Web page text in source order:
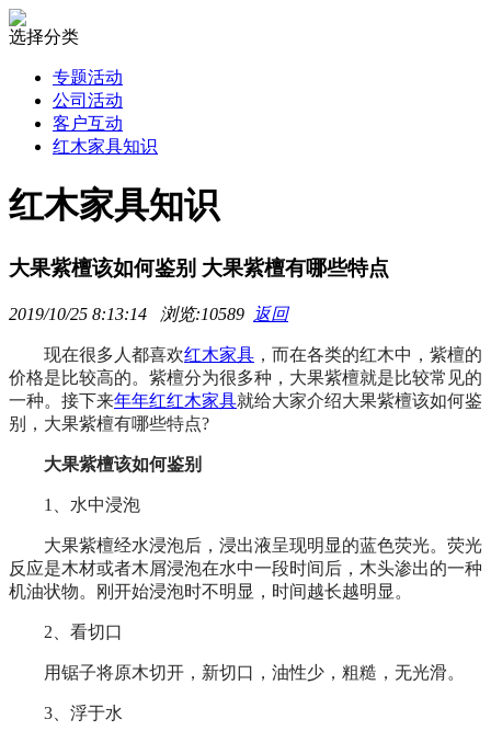
选择分类
专题活动
公司活动
客户互动
红木家具知识
红木家具知识
大果紫檀该如何鉴别 大果紫檀有哪些特点
2019/10/25 8:13:14 浏览:10589 返回
现在很多人都喜欢红木家具 ，而在各类的红木中，紫檀的
价格是比较高的。紫檀分为很多种，大果紫檀就是比较常见的
一种。接下来年年红红木家具就给大家介绍大果紫檀该如何鉴
别，大果紫檀有哪些特点?
大果紫檀该如何鉴别
1、水中浸泡
大果紫檀经水浸泡后，浸出液呈现明显的蓝色荧光。荧光
反应是木材或者木屑浸泡在水中一段时间后，木头渗出的一种
机油状物。刚开始浸泡时不明显，时间越长越明显。
2、看切口
用锯子将原木切开，新切口，油性少，粗糙，无光滑。
3、浮于水